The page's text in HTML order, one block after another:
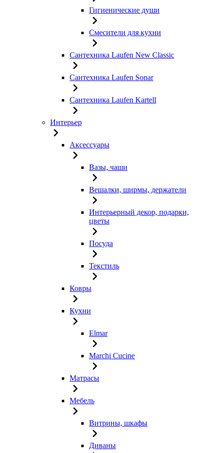
Гигиенические души
Смесители для кухни
Сантехника Laufen New Classic
Сантехника Laufen Sonar
Сантехника Laufen Kartell
Интерьер
Аксессуары
Вазы, чаши
Вешалки, ширмы, держатели
Интерьерный декор, подарки,
цветы
Посуда
Текстиль
Ковры
Кухни
Elmar
Marchi Cucine
Матрасы
Мебель
Витрины, шкафы
Диваны